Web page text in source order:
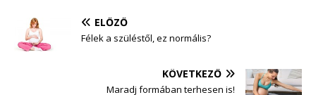
ELŐZŐ
Félek a szüléstől, ez normális?
KÖVETKEZŐ
Maradj formában terhesen is!